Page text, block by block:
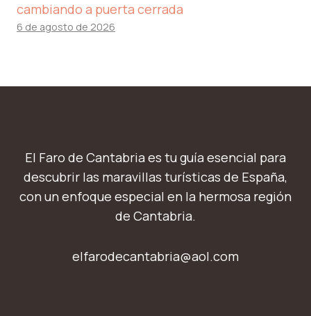
cambiando a puerta cerrada
6 de agosto de 2026
El Faro de Cantabria es tu guía esencial para
descubrir las maravillas turísticas de España,
con un enfoque especial en la hermosa región
de Cantabria.
elfarodecantabria@aol.com